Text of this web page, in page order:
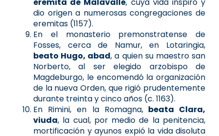
dio origen a numerosas congregaciones de
eremitas (1157).
En el monasterio premonstratense de
Fosses, cerca de Namur, en Lotaringia,
beato Hugo, abad, a quien su maestro san
Norberto, al ser elegido arzobispo de
Magdeburgo, le encomendó la organización
de la nueva Orden, que rigió prudentemente
durante treinta y cinco años (c. 1163).
En Rimini, en la Romagna,beata Clara,
viuda, la cual, por medio de la penitencia,
mortificación y ayunos expió la vida disoluta